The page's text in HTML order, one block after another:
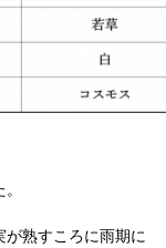
熟すころに雨期に